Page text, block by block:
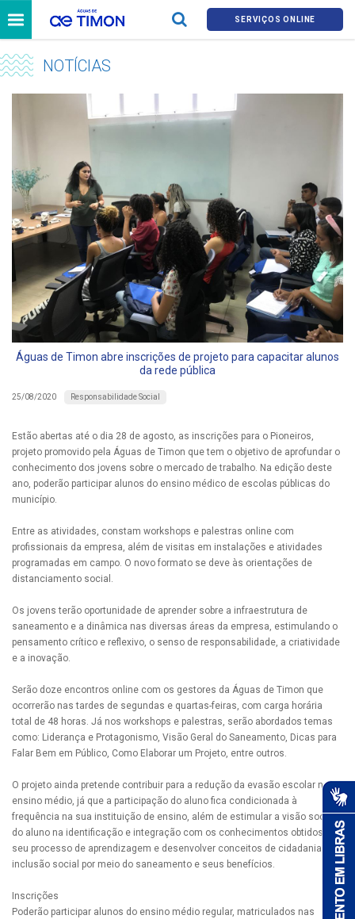
SERVIÇOS ONLINE
NOTÍCIAS
Águas de Timon abre inscrições de projeto para capacitar alunos
da rede pública
25/08/2020 Responsabilidade Social
Estão abertas até o dia 28 de agosto, as inscrições para o Pioneiros,
projeto promovido pela Águas de Timon que tem o objetivo de aprofundar o
conhecimento dos jovens sobre o mercado de trabalho. Na edição deste
ano, poderão participar alunos do ensino médico de escolas públicas do
município.
Entre as atividades, constam workshops e palestras online com
profissionais da empresa, além de visitas em instalações e atividades
programadas em campo. O novo formato se deve às orientações de
distanciamento social.
Os jovens terão oportunidade de aprender sobre a infraestrutura de
saneamento e a dinâmica nas diversas áreas da empresa, estimulando o
pensamento crítico e reflexivo, o senso de responsabilidade, a criatividade
e a inovação.
Serão doze encontros online com os gestores da Águas de Timon que
ocorrerão nas tardes de segundas e quartas-feiras, com carga horária
total de 48 horas. Já nos workshops e palestras, serão abordados temas
como: Liderança e Protagonismo, Visão Geral do Saneamento, Dicas para
Falar Bem em Público, Como Elaborar um Projeto, entre outros.
O projeto ainda pretende contribuir para a redução da evasão escolar no
ensino médio, já que a participação do aluno fica condicionada à
frequência na sua instituição de ensino, além de estimular a visão social
do aluno na identificação e integração com os conhecimentos obtidos em
seu processo de aprendizagem e desenvolver conceitos de cidadania e
inclusão social por meio do saneamento e seus benefícios.
Inscrições
Poderão participar alunos do ensino médio regular, matriculados nas